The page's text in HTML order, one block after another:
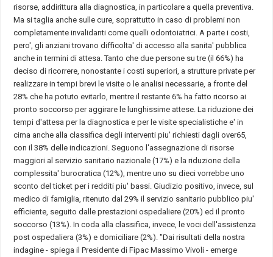
risorse, addirittura alla diagnostica, in particolare a quella preventiva.
Ma si taglia anche sulle cure, soprattutto in caso di problemi non
completamente invalidanti come quelli odontoiatrici. A parte i costi,
pero', gli anziani trovano difficolta' di accesso alla sanita' pubblica
anche in termini di attesa. Tanto che due persone su tre (il 66%) ha
deciso di ricorrere, nonostante i costi superiori, a strutture private per
realizzare in tempi brevi le visite o le analisi necessarie, a fronte del
28% che ha potuto evitarlo, mentre il restante 6% ha fatto ricorso ai
pronto soccorso per aggirare le lunghissime attese. La riduzione dei
tempi d'attesa per la diagnostica e per le visite specialistiche e' in
cima anche alla classifica degli interventi piu' richiesti dagli over65,
con il 38% delle indicazioni. Seguono l'assegnazione di risorse
maggiori al servizio sanitario nazionale (17%) e la riduzione della
complessita' burocratica (12%), mentre uno su dieci vorrebbe uno
sconto del ticket per i redditi piu' bassi. Giudizio positivo, invece, sul
medico di famiglia, ritenuto dal 29% il servizio sanitario pubblico piu'
efficiente, seguito dalle prestazioni ospedaliere (20%) ed il pronto
soccorso (13%). In coda alla classifica, invece, le voci dell'assistenza
post ospedaliera (3%) e domiciliare (2%). "Dai risultati della nostra
indagine - spiega il Presidente di Fipac Massimo Vivoli - emerge